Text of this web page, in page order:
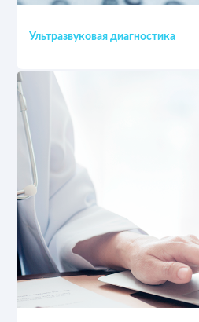
Ультразвуковая диагностика